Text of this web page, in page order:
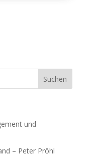
und
– Peter Pröhl